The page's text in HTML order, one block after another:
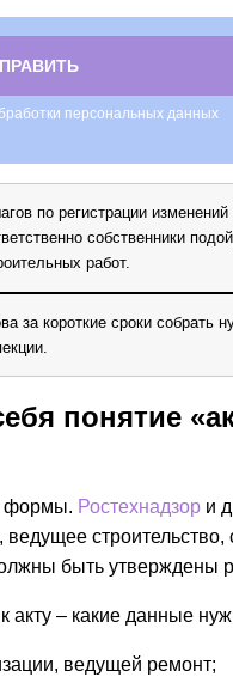
персональных данных
по регистрации
собственники
работ.
за короткие сроки
понятие
формы. Ростехнадзор и
быть утверждены
акту – какие данные
ведущей ремонт;